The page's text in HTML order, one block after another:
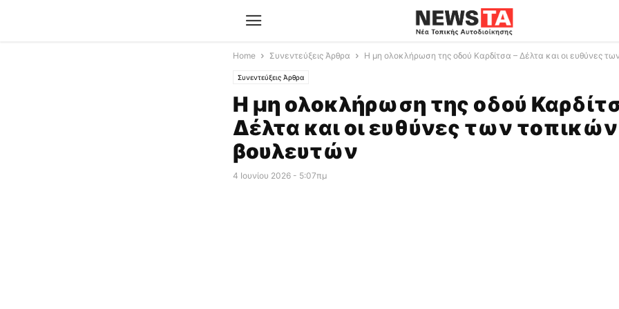
Home Συνεντεύξεις Άρθρα Η μη ολοκλήρωση της οδού Καρδίτσα – Δέλτα και οι ευθύνες
Συνεντεύξεις Άρθρα
Η μη ολοκλήρωση της οδού
Δέλτα και οι ευθύνες των τοπικών
βουλευτών
4 Ιουνίου 2026 - 5:07πμ